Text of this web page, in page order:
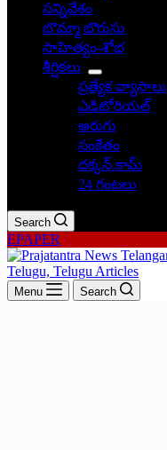
సన్నివేశం
బొమ్మా బొరుసు
సాహిత్యం-శోభ
శీర్షికలు
ప్రత్యేక వ్యాసాలు
ఎడిటోరియల్
అరుగు
సంకేతం
దక్కన్.కామ్
24 గంటలు
Search
EPAPER
Menu Search